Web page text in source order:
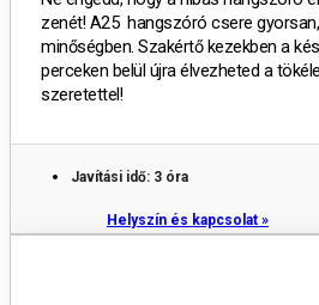
zenét! A25 hangszóró csere
minőségben. Szakértő kezekben a
perceken belül újra élvezheted a
szeretettel!
Javítási idő: 3 óra
Helyszín és kapcsolat »